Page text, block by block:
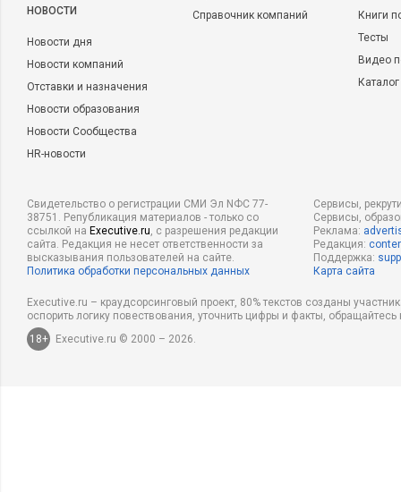
НОВОСТИ
Новости дня
Новости компаний
Отставки и назначения
Новости образования
Новости Сообщества
HR-новости
Справочник компаний
Книги
Тесты
Видео
Свидетельство о регистрации СМИ Эл NФС 77-
38751. Републикация материалов - только со
ссылкой на Executive.ru, с разрешения редакции
сайта. Редакция не несет ответственности за
высказывания пользователей на сайте.
Политика обработки персональных данных
Сервисы,
Сервисы,
Реклама:
Редакция:
Поддержка:
Карта сайта
Executive.ru – краудсорсинговый проект, 80% текстов созданы
оспорить логику повествования, уточнить цифры и факты,
18+
Executive.ru © 2000 – 2026.